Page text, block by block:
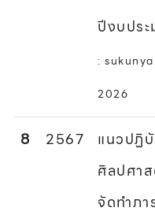
ปีงบปร
:
2026
8 2567
แนวปฏิ
ศิลปศาส
จัดทำภา